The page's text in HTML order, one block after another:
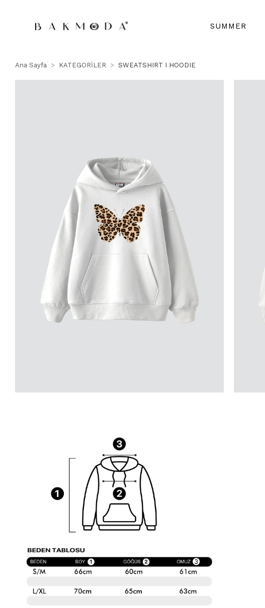
SUMMER
Ana Sayfa KATEGORİLER SWEATSHIRT I HOODIE